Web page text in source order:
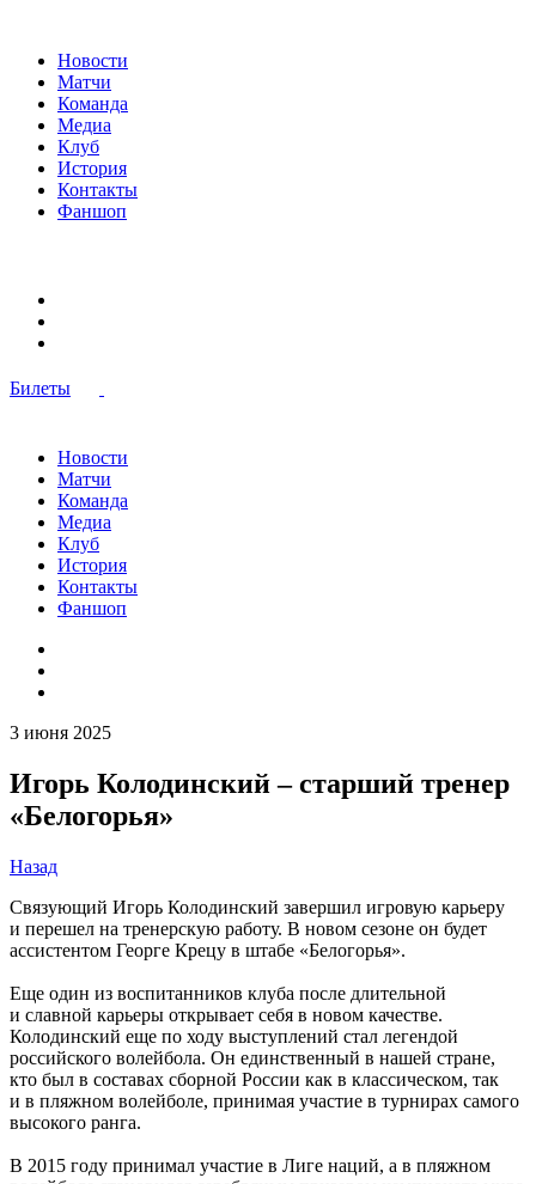
Новости
Матчи
Команда
Медиа
Клуб
История
Контакты
Фаншоп
Билеты
Новости
Матчи
Команда
Медиа
Клуб
История
Контакты
Фаншоп
3 июня 2025
Игорь Колодинский – старший тренер
«Белогорья»
Назад
Связующий Игорь Колодинский завершил игровую карьеру
и перешел на тренерскую работу. В новом сезоне он будет
ассистентом Георге Крецу в штабе «Белогорья».
Еще один из воспитанников клуба после длительной
и славной карьеры открывает себя в новом качестве.
Колодинский еще по ходу выступлений стал легендой
российского волейбола. Он единственный в нашей стране,
кто был в составах сборной России как в классическом, так
и в пляжном волейболе, принимая участие в турнирах самого
высокого ранга.
В 2015 году принимал участие в Лиге наций, а в пляжном